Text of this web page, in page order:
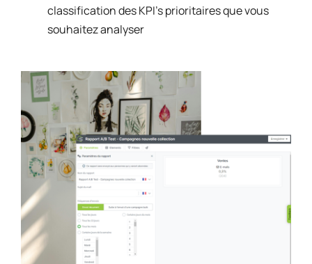
classification des KPI’s prioritaires que vous
souhaitez analyser